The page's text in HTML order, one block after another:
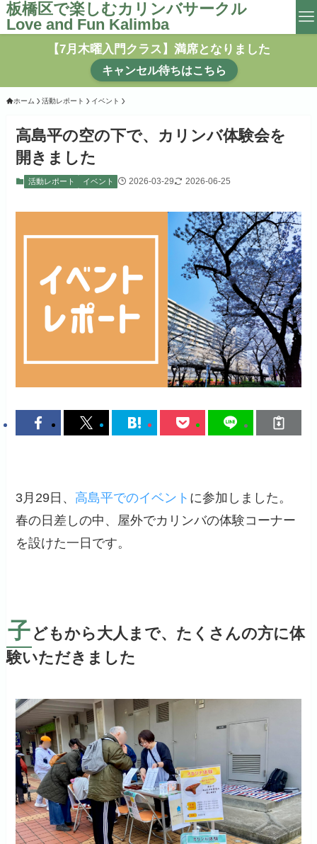
板橋区で楽しむカリンバサークル
Love and Fun Kalimba
【7月木曜入門クラス】満席となりました
キャンセル待ちはこちら
ホーム 活動レポート イベント
高島平の空の下で、カリンバ体験会を
開きました
活動レポート イベント 2026-03-29 2026-06-25
3月29日、 高島平でのイベント に参加しました。
春の日差しの中、屋外でカリンバの体験コーナー
を設けた一日です。
子 どもから大人まで、たくさんの方に体
験いただきました